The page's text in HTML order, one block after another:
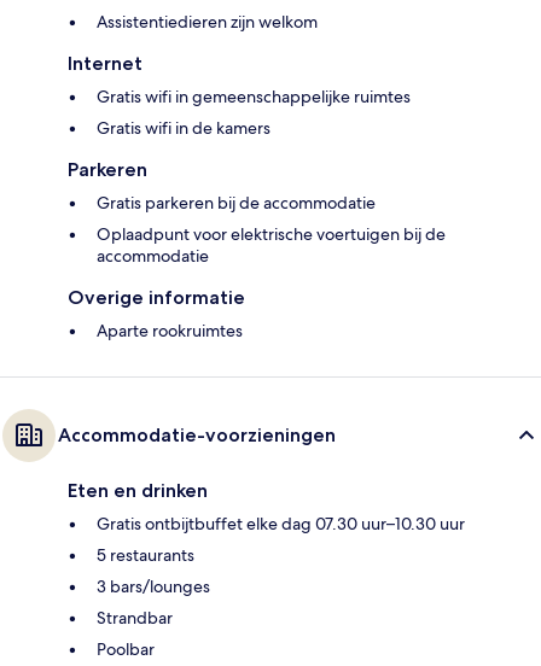
Assistentiedieren zijn welkom
Internet
Gratis wifi in gemeenschappelijke ruimtes
Gratis wifi in de kamers
Parkeren
Gratis parkeren bij de accommodatie
Oplaadpunt voor elektrische voertuigen bij de
accommodatie
Overige informatie
Aparte rookruimtes
Accommodatie-voorzieningen
Eten en drinken
Gratis ontbijtbuffet elke dag 07.30 uur–10.30 uur
5 restaurants
3 bars/lounges
Strandbar
Poolbar